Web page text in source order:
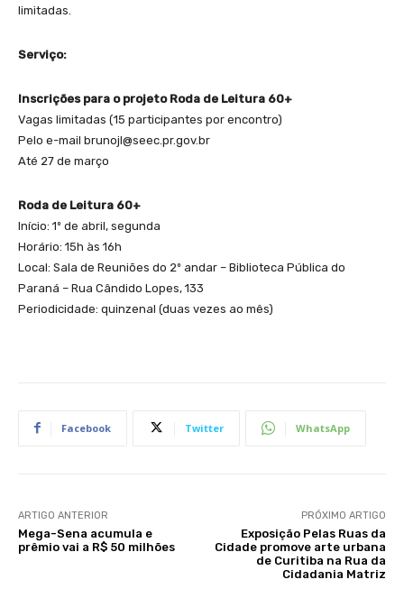
limitadas.
Serviço:
Inscrições para o projeto Roda de Leitura 60+
Vagas limitadas (15 participantes por encontro)
Pelo e-mail brunojl@seec.pr.gov.br
Até 27 de março
Roda de Leitura 60+
Início: 1º de abril, segunda
Horário: 15h às 16h
Local: Sala de Reuniões do 2º andar – Biblioteca Pública do
Paraná – Rua Cândido Lopes, 133
Periodicidade: quinzenal (duas vezes ao mês)
Facebook Twitter WhatsApp
ARTIGO ANTERIOR
Mega-Sena acumula e
prêmio vai a R$ 50 milhões
PRÓXIMO ARTIGO
Exposição Pelas Ruas da
Cidade promove arte urbana
de Curitiba na Rua da
Cidadania Matriz